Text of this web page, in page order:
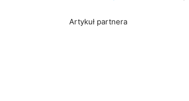
Artykuł partnera